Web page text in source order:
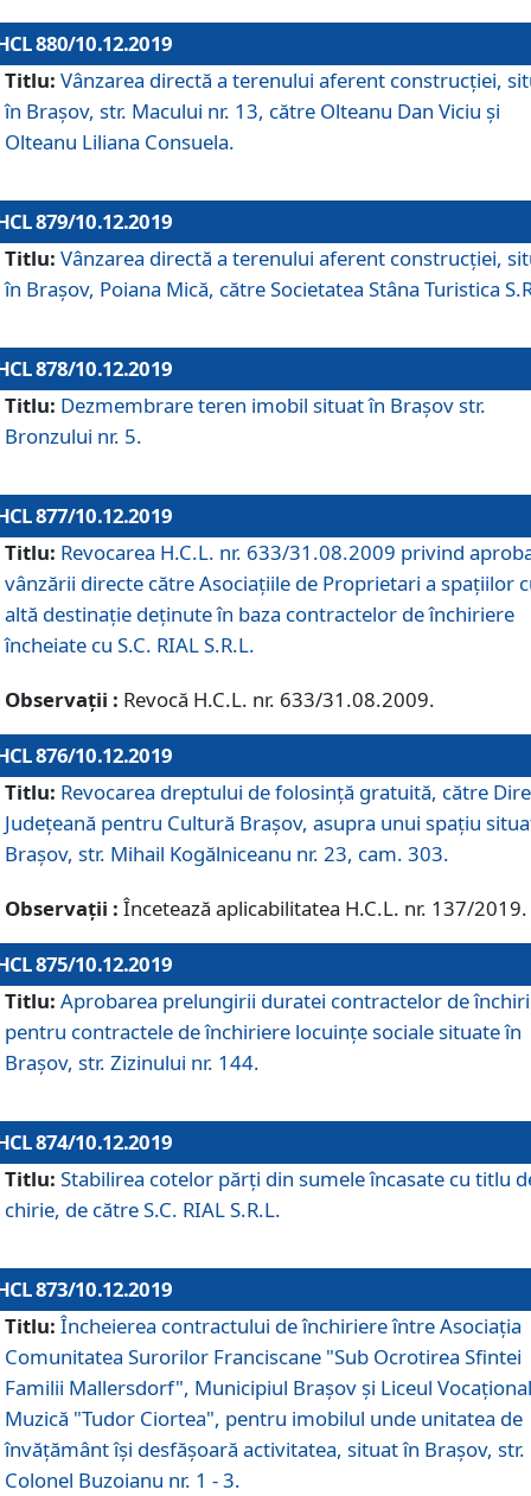
880/10.12.2019
Titlu: Vânzarea directă a terenului aferent construcției,
în Brașov, str. Macului nr. 13, către Olteanu Dan Viciu și
Olteanu Liliana Consuela.
879/10.12.2019
Titlu: Vânzarea directă a terenului aferent construcției,
în Brașov, Poiana Mică, către Societatea Stâna Turistica
878/10.12.2019
Titlu: Dezmembrare teren imobil situat în Brașov str.
Bronzului nr. 5.
877/10.12.2019
Titlu: Revocarea H.C.L. nr. 633/31.08.2009 privind
vânzării directe către Asociațiile de Proprietari a spațiilor
altă destinație deținute în baza contractelor de închiriere
încheiate cu S.C. RIAL S.R.L.
Observații : Revocă H.C.L. nr. 633/31.08.2009.
876/10.12.2019
Titlu: Revocarea dreptului de folosinţă gratuită, către
Judeţeană pentru Cultură Braşov, asupra unui spaţiu
Braşov, str. Mihail Kogălniceanu nr. 23, cam. 303.
Observații : Încetează aplicabilitatea H.C.L. nr. 137/2019.
875/10.12.2019
Titlu: Aprobarea prelungirii duratei contractelor de
pentru contractele de închiriere locuinţe sociale situate în
Braşov, str. Zizinului nr. 144.
874/10.12.2019
Titlu: Stabilirea cotelor părți din sumele încasate cu titlu
chirie, de către S.C. RIAL S.R.L.
873/10.12.2019
Titlu: Încheierea contractului de închiriere între Asociația
Comunitatea Surorilor Franciscane "Sub Ocrotirea Sfintei
Familii Mallersdorf", Municipiul Braşov şi Liceul
Muzică "Tudor Ciortea", pentru imobilul unde unitatea de
învățământ îşi desfăşoară activitatea, situat în Braşov, str.
Colonel Buzoianu nr. 1 - 3.